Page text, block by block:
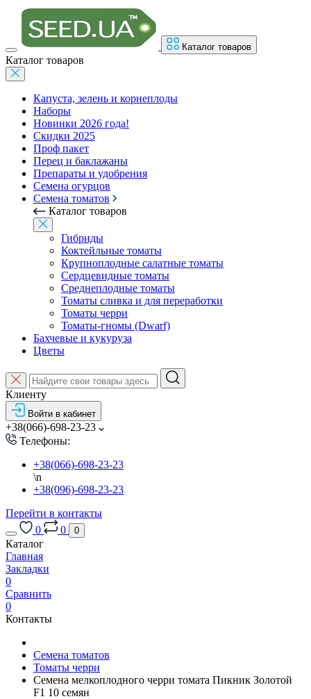
Каталог товаров
Каталог товаров
Капуста, зелень и корнеплоды
Наборы
Новинки 2026 года!
Скидки 2025
Проф пакет
Перец и баклажаны
Препараты и удобрения
Семена огурцов
Семена томатов
Каталог товаров
Гибриды
Коктейльные томаты
Крупноплодные салатные томаты
Сердцевидные томаты
Среднеплодные томаты
Томаты сливка и для переработки
Томаты черри
Томаты-гномы (Dwarf)
Бахчевые и кукуруза
Цветы
Клиенту
Войти в кабинет
+38(066)-698-23-23
Телефоны:
+38(066)-698-23-23
\n
+38(096)-698-23-23
Перейти в контакты
0
0 0
Каталог
Главная
Закладки
0
Сравнить
0
Контакты
Семена томатов
Томаты черри
Семена мелкоплодного черри томата Пикник Золотой
F1 10 семян